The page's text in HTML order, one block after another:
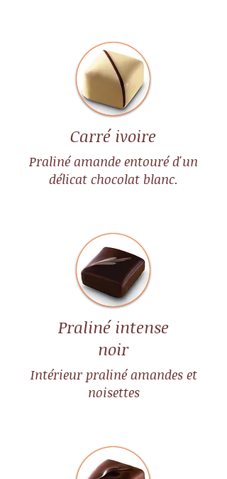
Carré ivoire
Praliné amande entouré d'un
délicat chocolat blanc.
Praliné intense
noir
Intérieur praliné amandes et
noisettes